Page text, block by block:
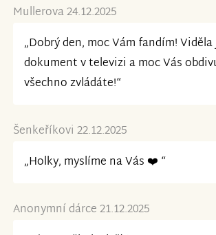
Mullerova 24.12.2025
„Dobrý den, moc Vám fandím!
dokument v televizi a moc Vás
všechno zvládáte!“
Šenkeříkovi 22.12.2025
„Holky, myslíme na Vás ❤️ “
Anonymní dárce 21.12.2025